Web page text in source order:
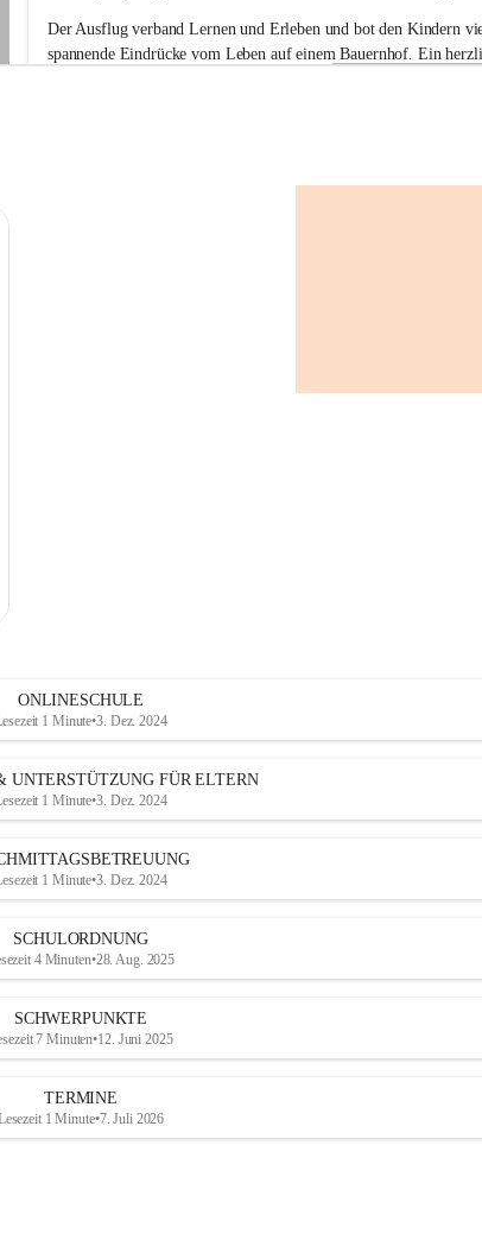
e
r
s
Der Ausflug verband Lernen und Erleben und bot den Kindern
spannende Eindrücke vom Leben auf einem Bauernhof. Ein
ONLINESCHULE
1 Minute•3. Dez. 2024
UNTERSTÜTZUNG FÜR ELTERN
1 Minute•3. Dez. 2024
1 Minute•3. Dez. 2024
SCHULORDNUNG
4 Minuten•28. Aug. 2025
SCHWERPUNKTE
7 Minuten•12. Juni 2025
TERMINE
1 Minute•7. Juli 2026